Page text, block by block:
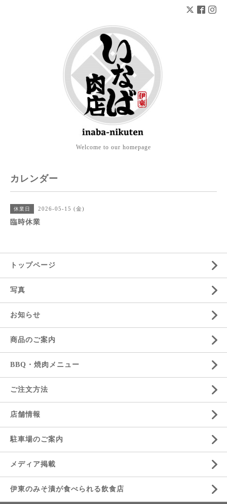
Welcome to our homepage
カレンダー
休業日 2026-05-15 (金)
臨時休業
トップページ
写真
お知らせ
商品のご案内
BBQ・焼肉メニュー
ご注文方法
店舗情報
駐車場のご案内
メディア掲載
伊東のみそ漬が食べられる飲食店